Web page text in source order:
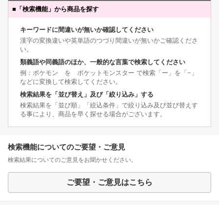
■ 「検索機能」から商品を探す
キーワードに間違いが無いか確認してください
漢字の変換違いや英単語のつづり間違いが無いかご確認くださ
い。
類義語や同義語のほか、一般的な言葉で検索してください
例：ポケモン を ポケットモンスター で検索「ー」を「−」
などに変換して検索してください。
検索結果を「並び替え」及び「絞り込み」する
検索結果を「並び順」「絞込条件」で絞り込み及び並び替えす
る事により、商品を早く探せる場合がございます。
検索機能についてのご要望・ご意見
検索結果についてのご意見をお聞かせください。
ご要望・ご意見はこちら